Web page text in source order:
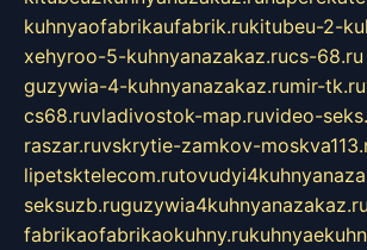
kuhnyaofabrikaufabrik.rukitubeu-2-
xehyroo-5-kuhnyanazakaz.rucs-68.ru
guzywia-4-kuhnyanazakaz.rumir-tk.ru
cs68.ruvladivostok-map.ruvideo-
raszar.ruvskrytie-zamkov-
lipetsktelecom.ru
seksuzb.ruguzywia4kuhnyanazakaz.ru
fabrikaofabrikaokuhny.ru